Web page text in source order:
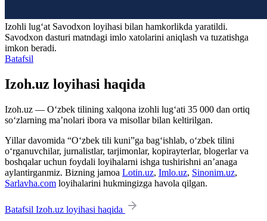
Izohli lugʻat Savodxon loyihasi bilan hamkorlikda yaratildi.
Savodxon dasturi matndagi imlo xatolarini aniqlash va tuzatishga
imkon beradi.
Batafsil
Izoh.uz loyihasi haqida
Izoh.uz — O‘zbek tilining xalqona izohli lug‘ati 35 000 dan ortiq
so‘zlarning ma’nolari ibora va misollar bilan keltirilgan.
Yillar davomida “O‘zbek tili kuni”ga bag‘ishlab, o‘zbek tilini
o‘rganuvchilar, jurnalistlar, tarjimonlar, kopirayterlar, blogerlar va
boshqalar uchun foydali loyihalarni ishga tushirishni an’anaga
aylantirganmiz. Bizning jamoa Lotin.uz, Imlo.uz, Sinonim.uz,
Sarlavha.com loyihalarini hukmingizga havola qilgan.
Batafsil Izoh.uz loyihasi haqida